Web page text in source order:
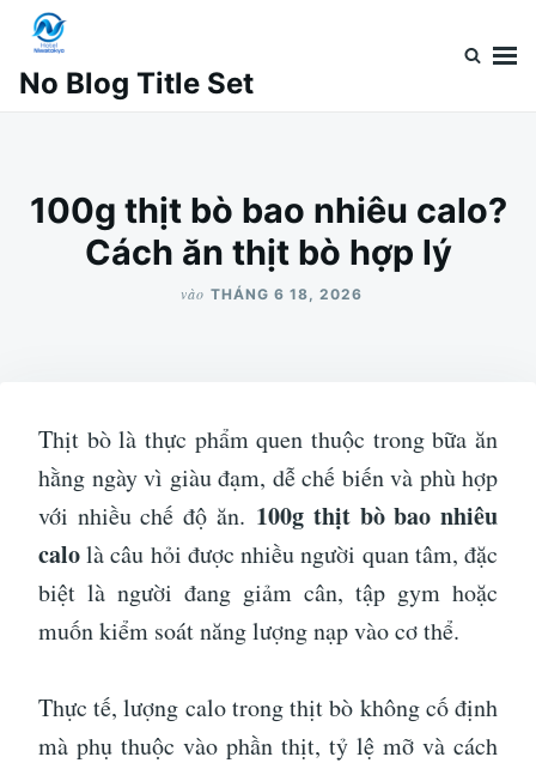
Nhảy
nội
Tìm
kiếm
cho:
No Blog Title Set
100g thịt bò bao nhiêu calo?
Cách ăn thịt bò hợp lý
vào THÁNG 6 18, 2026
Thịt bò là thực phẩm quen thuộc trong bữa ăn
hằng ngày vì giàu đạm, dễ chế biến và phù hợp
với nhiều chế độ ăn. 100g thịt bò bao nhiêu
calolà câu hỏi được nhiều người quan tâm, đặc
biệt là người đang giảm cân, tập gym hoặc
muốn kiểm soát năng lượng nạp vào cơ thể.
Thực tế, lượng calo trong thịt bò không cố định
mà phụ thuộc vào phần thịt, tỷ lệ mỡ và cách